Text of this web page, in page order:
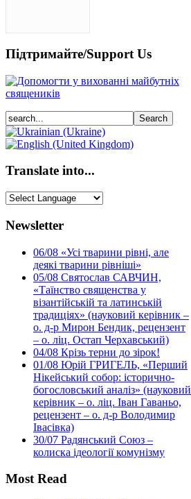
Підтримайте/Support Us
Translate into...
Newsletter
06/08 «Усі тварини рівні, але
деякі тварини рівніші»
05/08 Святослав САВЧИН,
«Таїнство священства у
візантійській та латинській
традиціях» (науковий керівник –
о. д-р Мирон Бендик, рецензент
– о. ліц. Остап Черхавський)
04/08 Крізь терни до зірок!
01/08 Юрій ГРИГЕЛЬ, «Перший
Нікейський собор: історично-
богословський аналіз» (науковий
керівник – о. ліц. Іван Гаваньо,
рецензент – о. д-р Володимир
Івасівка)
30/07 Радянський Союз –
колиска ідеології комунізму
Most Read